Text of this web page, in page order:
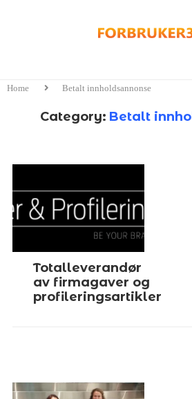
Home Betalt innholdsannonse
Category: Betalt
Totalleverandør
av firmagaver og
profileringsartikler